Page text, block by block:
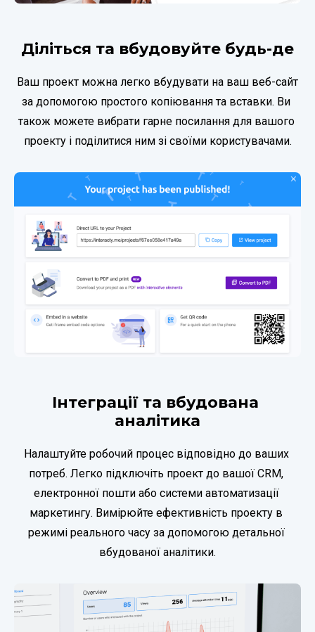
Діліться та вбудовуйте будь-де
Ваш проект можна легко вбудувати на ваш веб-сайт
за допомогою простого копіювання та вставки. Ви
також можете вибрати гарне посилання для вашого
проекту і поділитися ним зі своїми користувачами.
Інтеграції та вбудована
аналітика
Налаштуйте робочий процес відповідно до ваших
потреб. Легко підключіть проект до вашої CRM,
електронної пошти або системи автоматизації
маркетингу. Вимірюйте ефективність проекту в
режимі реального часу за допомогою детальної
вбудованої аналітики.